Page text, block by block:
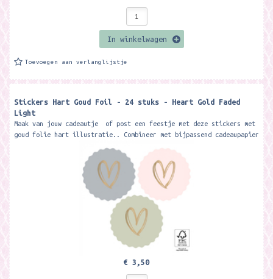
In winkelwagen
Toevoegen aan verlanglijstje
Stickers Hart Goud Foil - 24 stuks - Heart Gold Faded
Light
Maak van jouw cadeautje of post een feestje met deze stickers met
goud folie hart illustratie.. Combineer met bijpassend cadeaupapier
€ 3,50